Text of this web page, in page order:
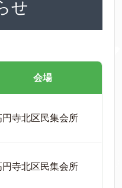
せ
会場
円寺北区民集会所
円寺北区民集会所